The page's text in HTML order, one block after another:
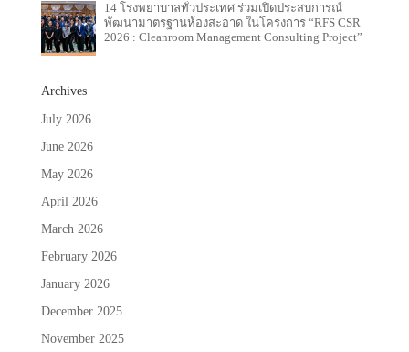
14 โรงพยาบาลทั่วประเทศ ร่วมเปิดประสบการณ์
พัฒนามาตรฐานห้องสะอาด ในโครงการ “RFS CSR
2026 : Cleanroom Management Consulting Project”
Archives
July 2026
June 2026
May 2026
April 2026
March 2026
February 2026
January 2026
December 2025
November 2025